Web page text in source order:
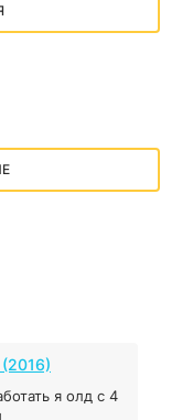
я олд с 4